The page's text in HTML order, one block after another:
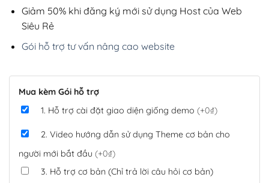
Giảm 50% khi đăng ký mới sử dụng Host của Web
Siêu Rẻ
Gói hỗ trợ tư vấn nâng cao website
Mua kèm Gói hỗ trợ
1. Hỗ trợ cài đặt giao diện giống demo (+0₫)
2. Video hướng dẫn sử dụng Theme cơ bản cho
người mới bắt đầu (+0₫)
3. Hỗ trợ cơ bản (Chỉ trả lời câu hỏi cơ bản)